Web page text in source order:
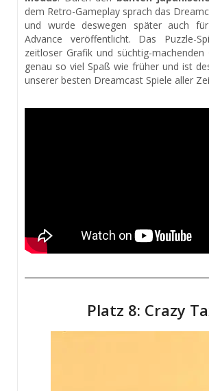
dem Retro-Gameplay sprach das
und wurde deswegen später auch
Advance veröffentlicht. Das Puzzle-
zeitloser Grafik und süchtig-machenden
genau so viel Spaß wie früher und ist
unserer besten Dreamcast Spiele aller
Platz 8: Crazy